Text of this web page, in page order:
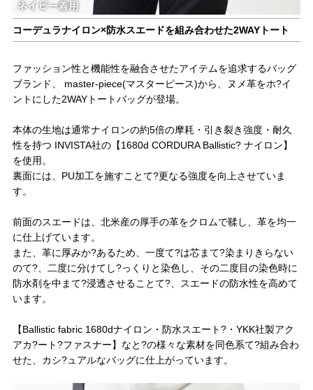
コーデュラナイロン×防水スエードを組み合わせた2WAYトート
ファッション性と機能性を融合させたアイテムを追求するバッグ
ブランド、 master-piece(マスターピース)から、ヌメ革をホ?イ
ントにした2WAYトートバッグが登場。
本体の生地は通常ナイロンの約5倍の摩耗・引き裂き強度・耐久
性を持つ INVISTA社の【1680d CORDURA Ballistic? ナイロン】
を使用。
裏面には、PU加工を施すことて?更なる強度を向上させていま
す。
前面のスエードは、北米産の厚手の革をクロムで鞣し、革を均一
に仕上げています。
また、革に厚みか?あるため、一度て?は芯まて?染まりきらない
のて?、二度に分けてし?っくりと染色し、その二度目の染色時に
防水剤を中まて?浸透させることて?、スエードの防水性を高めて
います。
【Ballistic fabric 1680dナイロン・防水スエート?・YKK社製アク
アカ?ート?ファスナー】なと?の様々な素材を同色系て?組み合わ
せた、カシ?ュアルなバッグに仕上がっています。